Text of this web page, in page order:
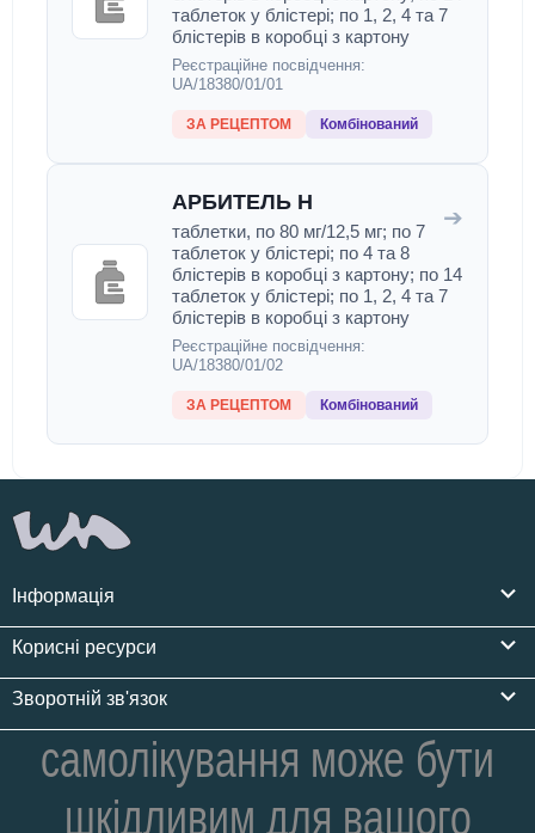
таблеток у блістері; по 1, 2, 4 та 7
блістерів в коробці з картону
Реєстраційне посвідчення:
UA/18380/01/01
ЗА РЕЦЕПТОМ Комбінований
АРБИТЕЛЬ Н
таблетки, по 80 мг/12,5 мг; по 7
таблеток у блістері; по 4 та 8
блістерів в коробці з картону; по 14
таблеток у блістері; по 1, 2, 4 та 7
блістерів в коробці з картону
Реєстраційне посвідчення:
UA/18380/01/02
ЗА РЕЦЕПТОМ Комбінований
➔
Інформація
Корисні ресурси
Зворотній зв'язок
самолікування може бути
шкідливим для вашого